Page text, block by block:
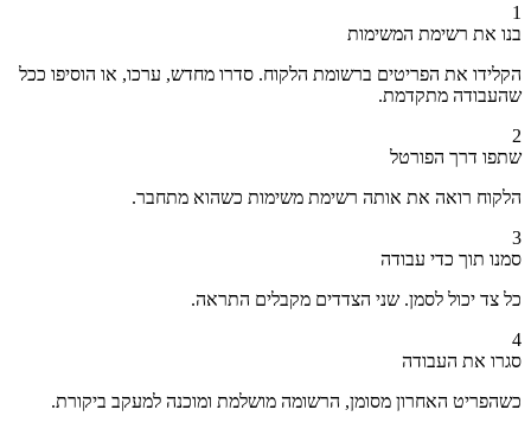
1
בנו את רשימת המשימות
הקלידו את הפריטים ברשומת הלקוח. סדרו מחדש, ערכו, או הוסיפו ככל
שהעבודה מתקדמת.
2
שתפו דרך הפורטל
הלקוח רואה את אותה רשימת משימות כשהוא מתחבר.
3
סמנו תוך כדי עבודה
כל צד יכול לסמן. שני הצדדים מקבלים התראה.
4
סגרו את העבודה
כשהפריט האחרון מסומן, הרשומה מושלמת ומוכנה למעקב ביקורת.